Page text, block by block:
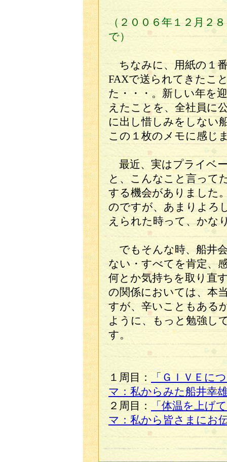
（２００６年１２月
で）
ちなみに、用紙の１
FAXで送られてきたこ
た・・・。新しい年を
えたことを、全社員に
に出し惜しみをしない
この１枚のメモに感じ
最近、実はプライベ
と、こんなこと言って
する機会がありました
のですが、あまりよろ
えられた時って、かな
でもそんな時、船井
ない・すべてを肯定、
何とか気持ちを取り直
の関係においては、本
すが、辛いこともある
ように、もっと勉強し
す。
１周目：
「ＧＩＶＥに
マ：私からみた船井幸
２周目：
「体温を上げ
マ：私から皆さまにお